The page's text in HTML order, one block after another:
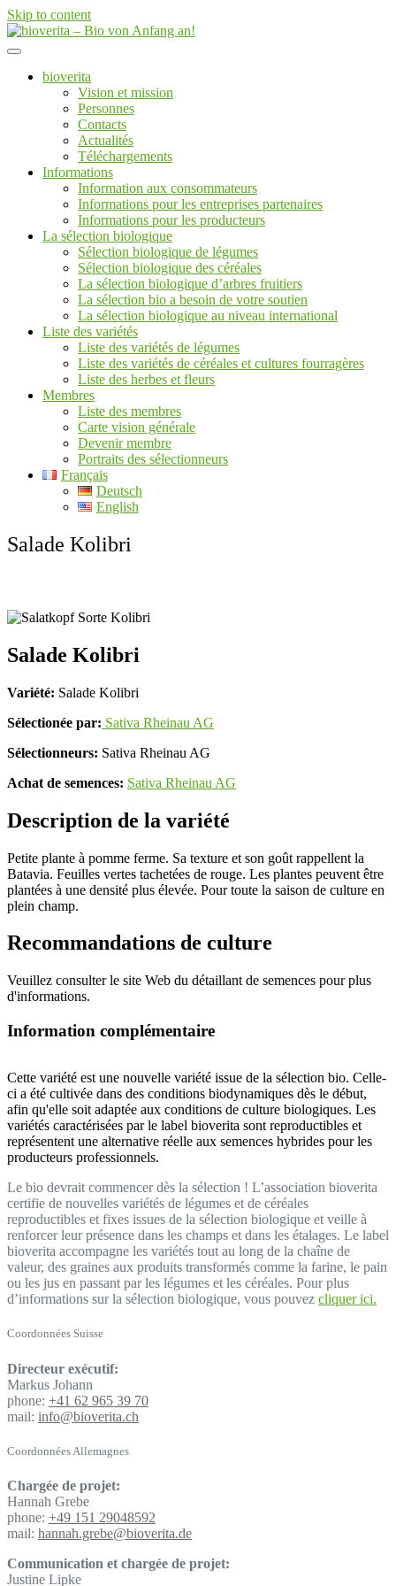
Skip to content
bioverita – Bio von Anfang an!
bioverita
Vision et mission
Personnes
Contacts
Actualités
Téléchargements
Informations
Information aux consommateurs
Informations pour les entreprises partenaires
Informations pour les producteurs
La sélection biologique
Sélection biologique de légumes
Sélection biologique des céréales
La sélection biologique d’arbres fruitiers
La sélection bio a besoin de votre soutien
La sélection biologique au niveau international
Liste des variétés
Liste des variétés de légumes
Liste des variétés de céréales et cultures fourragères
Liste des herbes et fleurs
Membres
Liste des membres
Carte vision générale
Devenir membre
Portraits des sélectionneurs
Français
Deutsch
English
Salade Kolibri
Salade Kolibri
Variété: Salade Kolibri
Sélectionée par: Sativa Rheinau AG
Sélectionneurs: Sativa Rheinau AG
Achat de semences: Sativa Rheinau AG
Description de la variété
Petite plante à pomme ferme. Sa texture et son goût rappellent la
Batavia. Feuilles vertes tachetées de rouge. Les plantes peuvent être
plantées à une densité plus élevée. Pour toute la saison de culture en
plein champ.
Recommandations de culture
Veuillez consulter le site Web du détaillant de semences pour plus
d'informations.
Information complémentaire
Cette variété est une nouvelle variété issue de la sélection bio. Celle-
ci a été cultivée dans des conditions biodynamiques dès le début,
afin qu'elle soit adaptée aux conditions de culture biologiques. Les
variétés caractérisées par le label bioverita sont reproductibles et
représentent une alternative réelle aux semences hybrides pour les
producteurs professionnels.
Le bio devrait commencer dès la sélection ! L’association bioverita
certifie de nouvelles variétés de légumes et de céréales
reproductibles et fixes issues de la sélection biologique et veille à
renforcer leur présence dans les champs et dans les étalages. Le label
bioverita accompagne les variétés tout au long de la chaîne de
valeur, des graines aux produits transformés comme la farine, le pain
ou les jus en passant par les légumes et les céréales. Pour plus
d’informations sur la sélection biologique, vous pouvez cliquer ici.
Coordonnées Suisse
Directeur exécutif:
Markus Johann
phone: +41 62 965 39 70
mail: info@bioverita.ch
Coordonnées Allemagnes
Chargée de projet:
Hannah Grebe
phone: +49 151 29048592
mail: hannah.grebe@bioverita.de
Communication et chargée de projet:
Justine Lipke